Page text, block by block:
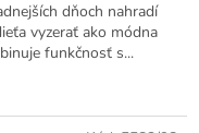
dňoch nahradí
vyzerať ako módna
funkčnosť s...